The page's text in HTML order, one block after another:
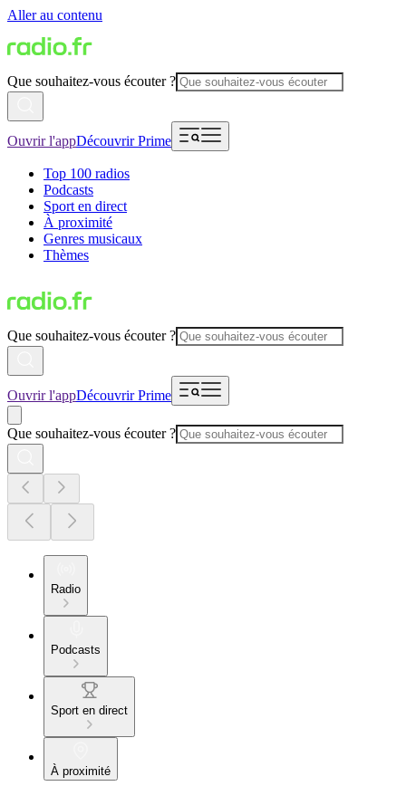
Aller au contenu
Que souhaitez-vous écouter ?
Ouvrir l'appDécouvrir Prime
Top 100 radios
Podcasts
Sport en direct
À proximité
Genres musicaux
Thèmes
Que souhaitez-vous écouter ?
Ouvrir l'appDécouvrir Prime
Que souhaitez-vous écouter ?
Radio
Podcasts
Sport en direct
À proximité